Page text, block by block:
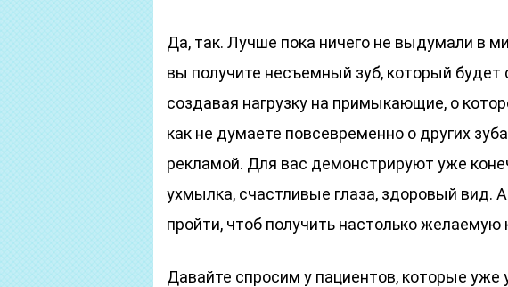
Да, так. Лучше пока ничего не выдумали в
вы получите несъемный зуб, который будет
создавая нагрузку на примыкающие, о
как не думаете повсевременно о других
рекламой. Для вас демонстрируют уже
ухмылка, счастливые глаза, здоровый вид.
пройти, чтоб получить настолько желаемую
Давайте спросим у пациентов, которые уже